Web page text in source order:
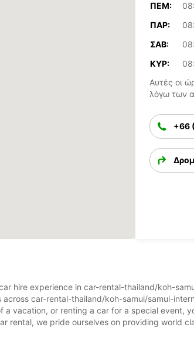
ΠΈΜ:
ΠΑΡ:
ΣΆΒ:
ΚΥΡ:
Αυτές οι
λόγω των
+66
hire experience in car-rental-thailand/koh-
car-rental-thailand/koh-samui/samui-
vacation, or renting a car for a special event,
rental, we pride ourselves on providing world